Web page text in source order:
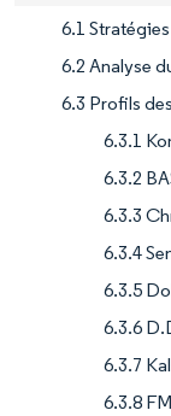
6.1
6.2 Analyse
6.3 Profils
6.3.1
6.3.2
6.3.3
6.3.4
6.3.5
6.3.6
6.3.7
6.3.8